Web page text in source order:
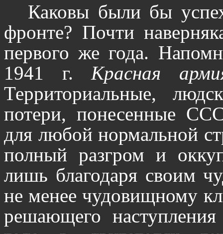
Каковы были бы
фронте? Почти
первого же года.
1941 г. Красная
Территориальные,
потери, понесенные
для любой нормальной
полный разгром и
лишь благодаря своим
не менее чудовищному
решающего